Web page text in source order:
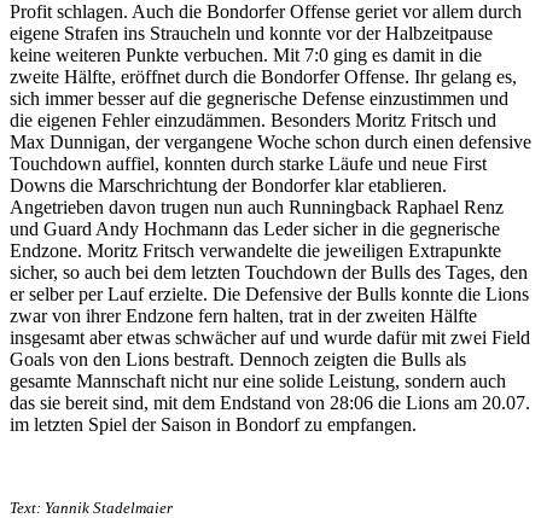
Profit schlagen. Auch die Bondorfer Offense geriet vor allem durch
eigene Strafen ins Straucheln und konnte vor der Halbzeitpause
keine weiteren Punkte verbuchen. Mit 7:0 ging es damit in die
zweite Hälfte, eröffnet durch die Bondorfer Offense. Ihr gelang es,
sich immer besser auf die gegnerische Defense einzustimmen und
die eigenen Fehler einzudämmen. Besonders Moritz Fritsch und
Max Dunnigan, der vergangene Woche schon durch einen defensive
Touchdown auffiel, konnten durch starke Läufe und neue First
Downs die Marschrichtung der Bondorfer klar etablieren.
Angetrieben davon trugen nun auch Runningback Raphael Renz
und Guard Andy Hochmann das Leder sicher in die gegnerische
Endzone. Moritz Fritsch verwandelte die jeweiligen Extrapunkte
sicher, so auch bei dem letzten Touchdown der Bulls des Tages, den
er selber per Lauf erzielte. Die Defensive der Bulls konnte die Lions
zwar von ihrer Endzone fern halten, trat in der zweiten Hälfte
insgesamt aber etwas schwächer auf und wurde dafür mit zwei Field
Goals von den Lions bestraft. Dennoch zeigten die Bulls als
gesamte Mannschaft nicht nur eine solide Leistung, sondern auch
das sie bereit sind, mit dem Endstand von 28:06 die Lions am 20.07.
im letzten Spiel der Saison in Bondorf zu empfangen.
Text: Yannik Stadelmaier